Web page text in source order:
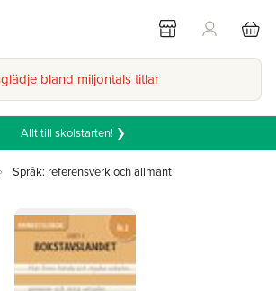
bland miljontals titlar
Allt till skolstarten! ❯
Språk: referensverk och allmänt